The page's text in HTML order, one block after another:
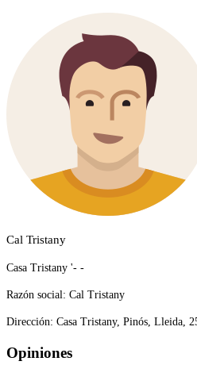
Cal Tristany
Casa Tristany '- -
Razón social: Cal Tristany
Dirección: Casa Tristany, Pinós, Lleida,
Opiniones